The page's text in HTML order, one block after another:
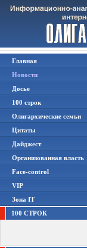
Главная
Новости
Досье
100 строк
Олигархические семьи
Цитаты
Дайджест
Организованная власть
Face-control
VIP
Зона IT
100 СТРОК